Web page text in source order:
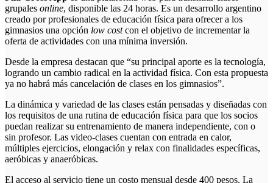
grupales online, disponible las 24 horas. Es un desarrollo argentino
creado por profesionales de educación física para ofrecera los
gimnasios una opción low costcon el objetivo de incrementar la
oferta de actividades con una mínima inversión.
Desde la empresa destacan que “su principal aporte es la tecnología,
logrando un cambio radical en la actividad física. Con esta propuesta
ya no habrá más cancelación de clases en los gimnasios”.
La dinámica y variedad de las clases están pensadas y diseñadas con
los requisitos de una rutina de educación física para que los socios
puedan realizar su entrenamiento de manera independiente, con o
sin profesor. Las video-clases cuentan con entrada en calor,
múltiples ejercicios, elongación y relax con finalidades específicas,
aeróbicas y anaeróbicas.
El acceso al servicio tiene un costo mensual desde 400 pesos. La